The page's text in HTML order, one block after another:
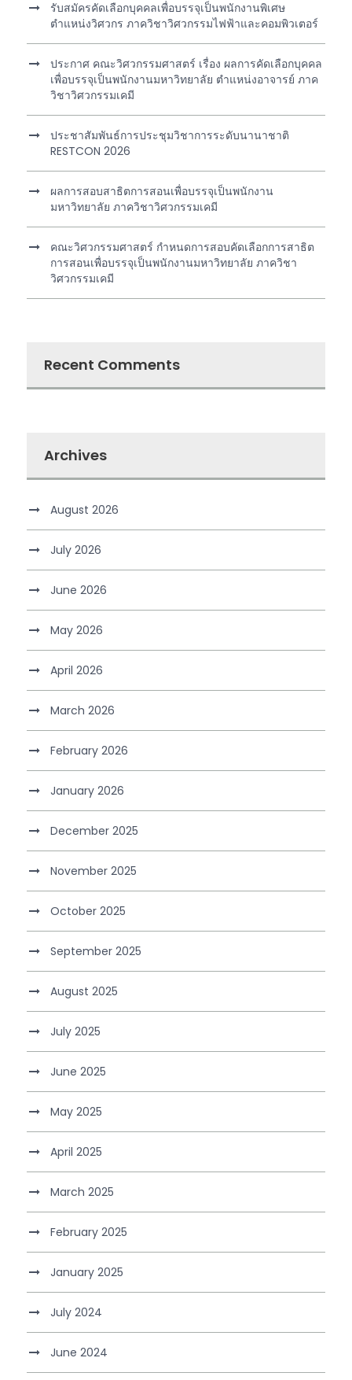
รับสมัครคัดเลือกบุคคลเพื่อบรรจุเป็นพนักงานพิเศษ
ตำแหน่งวิศวกร ภาควิชาวิศวกรรมไฟฟ้าและคอมพิวเตอร์
ประกาศ คณะวิศวกรรมศาสตร์ เรื่อง ผลการคัดเลือกบุคคล
เพื่อบรรจุเป็นพนักงานมหาวิทยาลัย ตำแหน่งอาจารย์ ภาค
วิชาวิศวกรรมเคมี
ประชาสัมพันธ์การประชุมวิชาการระดับนานาชาติ
RESTCON 2026
ผลการสอบสาธิตการสอนเพื่อบรรจุเป็นพนักงาน
มหาวิทยาลัย ภาควิชาวิศวกรรมเคมี
คณะวิศวกรรมศาสตร์ กำหนดการสอบคัดเลือกการสาธิต
การสอนเพื่อบรรจุเป็นพนักงานมหาวิทยาลัย ภาควิชา
วิศวกรรมเคมี
Recent Comments
Archives
August 2026
July 2026
June 2026
May 2026
April 2026
March 2026
February 2026
January 2026
December 2025
November 2025
October 2025
September 2025
August 2025
July 2025
June 2025
May 2025
April 2025
March 2025
February 2025
January 2025
July 2024
June 2024